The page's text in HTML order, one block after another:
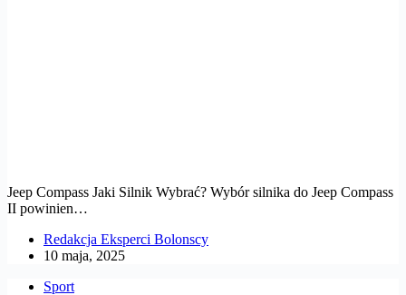
Jeep Compass Jaki Silnik Wybrać? Wybór silnika do Jeep Compass
II powinien…
Redakcja Eksperci Bolonscy
10 maja, 2025
Sport